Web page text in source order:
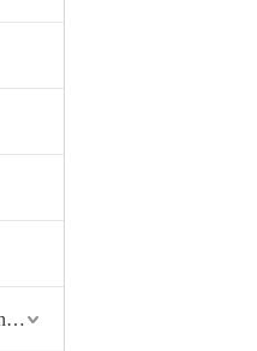
Surveillance en ligne des équipements haute tension